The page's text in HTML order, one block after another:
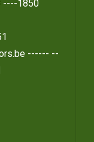
----1850
------ --